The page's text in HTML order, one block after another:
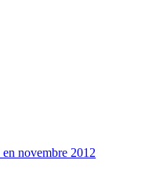
novembre 2012